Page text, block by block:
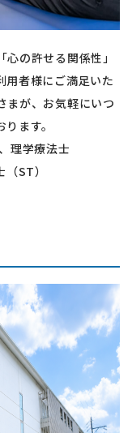
の許せる関係性」
用者様にご満足いた
まが、お気軽にいつ
ます。
理学療法士
ST）